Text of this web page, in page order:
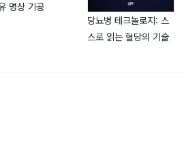
, 어떤 것을 선택해야 하나요? 85
틀니는 어떻게 다른가요? 88
는 어떻게 해야 하나요? 91
과 검진은 언제 하는 것이 좋을
이고 어떤 효과가 있나요? 99
명상 기공
당뇨병 테크놀로지: 스
스로 읽는 혈당의 기술